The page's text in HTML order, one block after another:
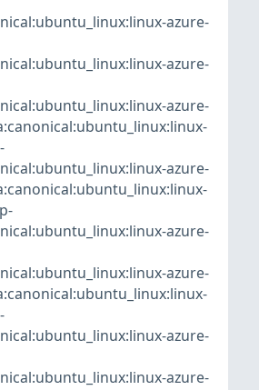
azure-
azure-
azure-
azure-
p-
azure-
azure-
azure-
azure-